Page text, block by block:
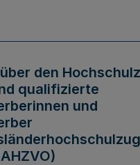
den
qualifizierte
und